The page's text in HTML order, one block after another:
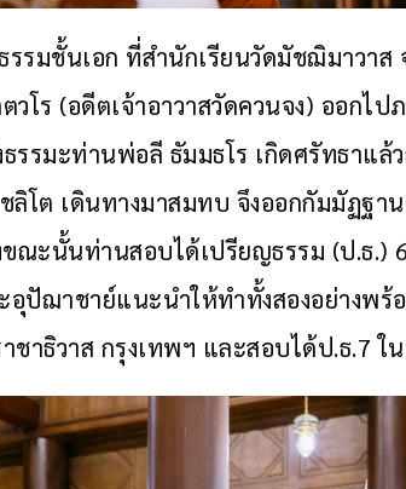
รมชั้นเอก ที่สำนักเรียนวัดมัชฌิมาวาส
โร (อดีตเจ้าอาวาสวัดควนจง) ออกไ
รรมะท่านพ่อลี ธัมมธโร เกิดศรัทธาแล้
โต เดินทางมาสมทบ จึงออกกัมมัฏฐา
ณะนั้นท่านสอบได้เปรียญธรรม (ป.ธ.)
ปัฌาชาย์แนะนำให้ทำทั้งสองอย่างพร้
ชาธิวาส กรุงเทพฯ และสอบได้ป.ธ.7 ใ